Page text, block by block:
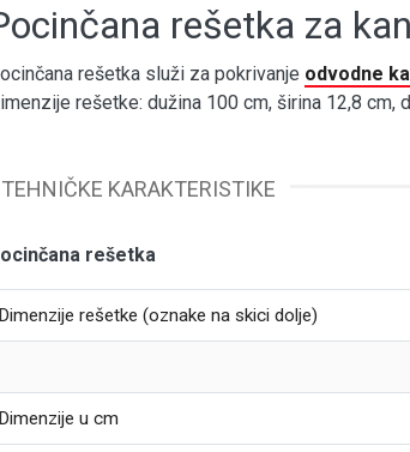
rešetka za
rešetka služi za pokrivanje odvodne
rešetke: dužina 100 cm, širina 12,8 cm,
TEHNIČKE KARAKTERISTIKE
rešetka
Dimenzije rešetke (oznake na skici dolje)
Dimenzije u cm